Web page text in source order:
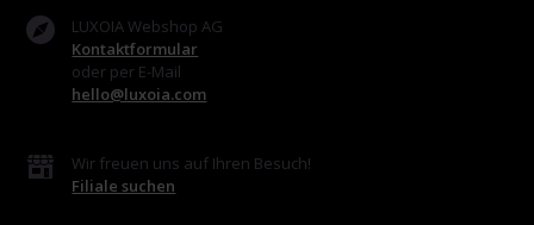
LUXOIA Webshop AG
Kontaktformular
oder per E-Mail
hello@luxoia.com
Wir freuen uns auf Ihren Besuch!
Filiale suchen